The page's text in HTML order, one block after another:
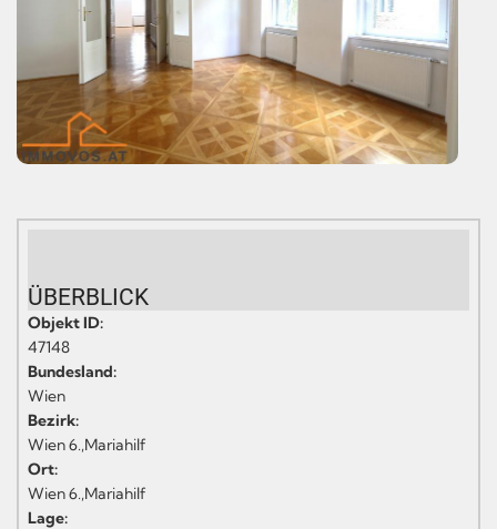
ÜBERBLICK
Objekt ID:
47148
Bundesland:
Wien
Bezirk:
Wien 6.,Mariahilf
Ort:
Wien 6.,Mariahilf
Lage: